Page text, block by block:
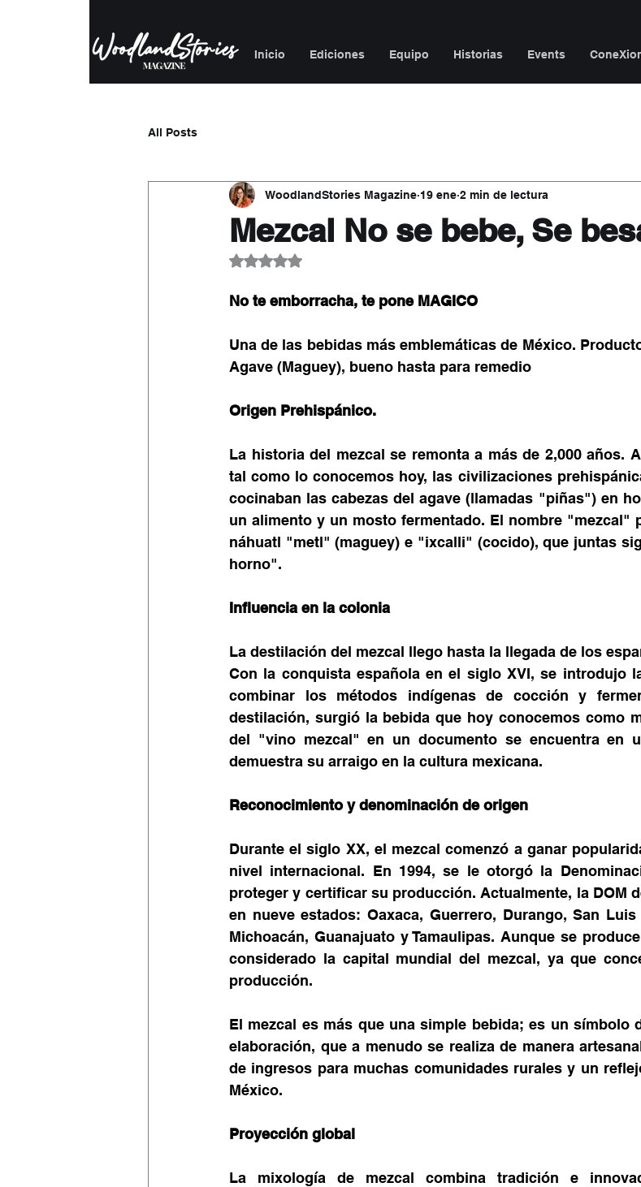
Inicio Ediciones Equipo Historias Events
All Posts
Mezcal No se bebe, Se
WoodlandStories Magazine 19 ene 2 min de lectura
Obtuvo NaN de 5 estrellas.
No te emborracha, te pone MAGICO
Una de las bebidas más emblemáticas de México.
Agave (Maguey), bueno hasta para remedio
Origen Prehispánico.
La historia del mezcal se remonta a más de 2,000 años.
tal como lo conocemos hoy, las civilizaciones
cocinaban las cabezas del agave (llamadas "piñas") en
un alimento y un mosto fermentado. El nombre "mezcal"
náhuatl "metl" (maguey) e "ixcalli" (cocido), que juntas
horno".
Influencia en la colonia
La destilación del mezcal llego hasta la llegada de los
Con la conquista española en el siglo XVI, se introdujo
combinar los métodos indígenas de cocción y
destilación, surgió la bebida que hoy conocemos como
del "vino mezcal" en un documento se encuentra en
demuestra su arraigo en la cultura mexicana.
Reconocimiento y denominación de origen
Durante el siglo XX, el mezcal comenzó a ganar
nivel internacional. En 1994, se le otorgó la
proteger y certificar su producción. Actualmente, la DOM
en nueve estados: Oaxaca, Guerrero, Durango, San
Michoacán, Guanajuato y Tamaulipas. Aunque se
considerado la capital mundial del mezcal, ya que
producción.
El mezcal es más que una simple bebida; es un símbolo
elaboración, que a menudo se realiza de manera
de ingresos para muchas comunidades rurales y un
México.
Proyección global
La mixología de mezcal combina tradición e